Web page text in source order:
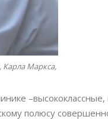
Карла Маркса,
–высококлассные,
полюсу